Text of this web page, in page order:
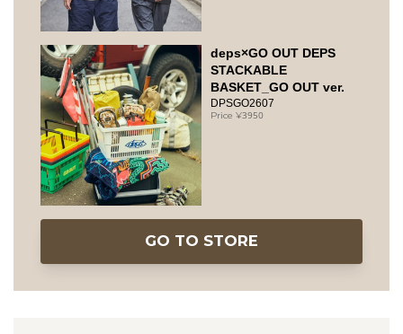
deps×GO OUT DEPS
STACKABLE
BASKET_GO OUT ver.
DPSGO2607
3950
GO TO STORE